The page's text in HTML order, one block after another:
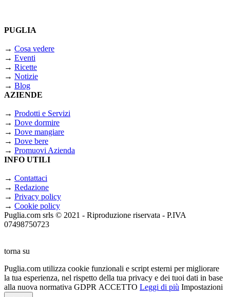
PUGLIA
→ Cosa vedere
→ Eventi
→ Ricette
→ Notizie
→ Blog
AZIENDE
→ Prodotti e Servizi
→ Dove dormire
→ Dove mangiare
→ Dove bere
→ Promuovi Azienda
INFO UTILI
→ Contattaci
→ Redazione
→ Privacy policy
→ Cookie policy
Puglia.com srls © 2021 - Riproduzione riservata - P.IVA
07498750723
torna su
Puglia.com utilizza cookie funzionali e script esterni per migliorare
la tua esperienza, nel rispetto della tua privacy e dei tuoi dati in base
alla nuova normativa GDPR ACCETTO Leggi di più Impostazioni